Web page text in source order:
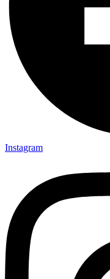
Instagram